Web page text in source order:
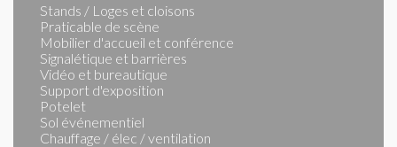
Stands / Loges et cloisons
Praticable de scène
Mobilier d'accueil et conférence
Signalétique et barrières
Vidéo et bureautique
Support d'exposition
Potelet
Sol événementiel
Chauffage / élec / ventilation